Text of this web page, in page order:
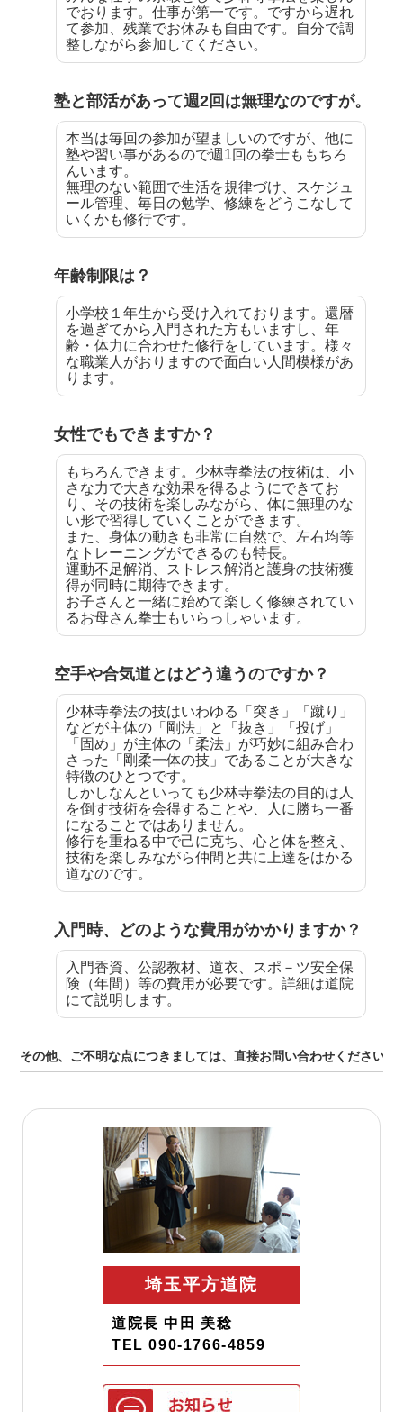
でおります。仕事が第一です。ですから遅れ
て参加、残業でお休みも自由です。自分で調
整しながら参加してください。
塾と部活があって週2回は無理なのですが。
本当は毎回の参加が望ましいのですが、他に
塾や習い事があるので週1回の拳士ももちろ
んいます。
無理のない範囲で生活を規律づけ、スケジュ
ール管理、毎日の勉学、修練をどうこなして
いくかも修行です。
年齢制限は？
小学校１年生から受け入れております。還暦
を過ぎてから入門された方もいますし、年
齢・体力に合わせた修行をしています。様々
な職業人がおりますので面白い人間模様があ
ります。
女性でもできますか？
もちろんできます。少林寺拳法の技術は、小
さな力で大きな効果を得るようにできてお
り、その技術を楽しみながら、体に無理のな
い形で習得していくことができます。
また、身体の動きも非常に自然で、左右均等
なトレーニングができるのも特長。
運動不足解消、ストレス解消と護身の技術獲
得が同時に期待できます。
お子さんと一緒に始めて楽しく修練されてい
るお母さん拳士もいらっしゃいます。
空手や合気道とはどう違うのですか？
少林寺拳法の技はいわゆる「突き」「蹴り」
などが主体の「剛法」と「抜き」「投げ」
「固め」が主体の「柔法」が巧妙に組み合わ
さった「剛柔一体の技」であることが大きな
特徴のひとつです。
しかしなんといっても少林寺拳法の目的は人
を倒す技術を会得することや、人に勝ち一番
になることではありません。
修行を重ねる中で己に克ち、心と体を整え、
技術を楽しみながら仲間と共に上達をはかる
道なのです。
入門時、どのような費用がかかりますか？
入門香資、公認教材、道衣、スポ－ツ安全保
険（年間）等の費用が必要です。詳細は道院
にて説明します。
その他、ご不明な点につきましては、直接お問い合わせください。
埼玉平方道院
道院長 中田 美稔
TEL 090-1766-4859